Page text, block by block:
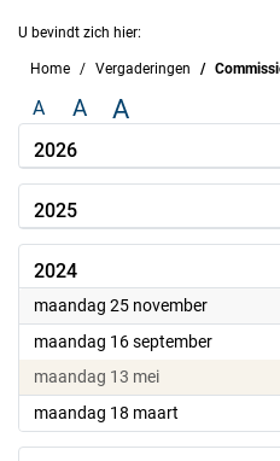
U bevindt zich hier:
Home Vergaderingen
A A A
2026
2025
2024
maandag 25 november2024
maandag 16 september2024
maandag 13 mei2024
maandag 18 maart